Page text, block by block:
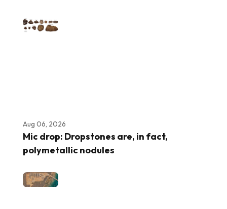
Aug 06, 2026
Mic drop: Dropstones are, in fact,
polymetallic nodules